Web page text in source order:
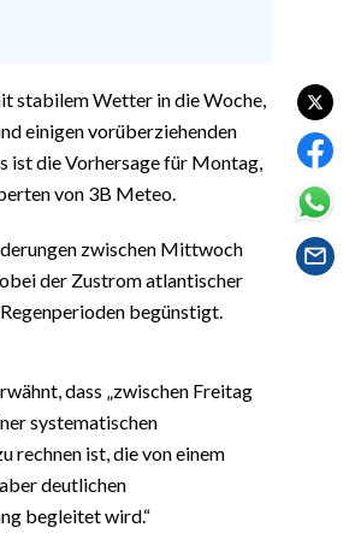
stabilem Wetter in die Woche,
einigen vorüberziehenden
ist die Vorhersage für Montag,
von 3B Meteo.
zwischen Mittwoch
der Zustrom atlantischer
begünstigt.
dass „zwischen Freitag
systematischen
rechnen ist, die von einem
deutlichen
begleitet wird.“